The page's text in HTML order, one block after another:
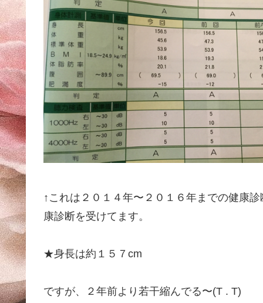
↑これは２０１４年〜２０１６年までの健康
康診断を受けてます。
★身長は約１５７cm
ですが、２年前より若干縮んでる〜(T . T)